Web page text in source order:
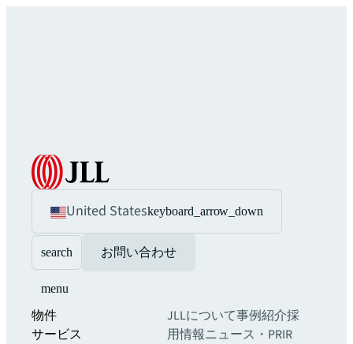
United Stateskeyboard_arrow_down
search お問い合わせ
menu
物件
サービス
JLLについて事例紹介採
用情報ニュース・PRIR